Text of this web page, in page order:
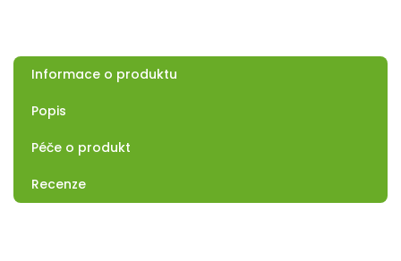
Informace o produktu
Popis
Péče o produkt
Recenze